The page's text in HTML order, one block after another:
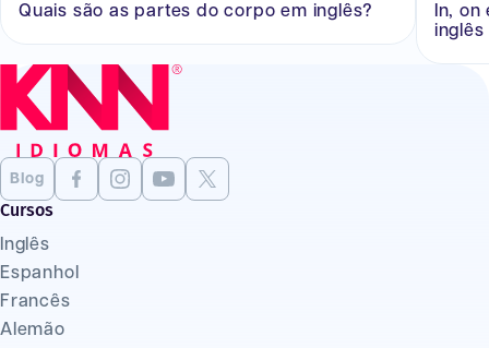
Quais são as partes do corpo em inglês?
In,
inglês
Blog
Cursos
Inglês
Espanhol
Francês
Alemão